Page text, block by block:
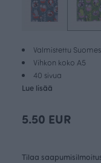
Valmistettu
Vihkon koko A5
40 sivua
Lue lisää
5.50 EUR
Tilaa